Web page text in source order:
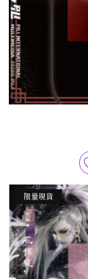
限量現貨